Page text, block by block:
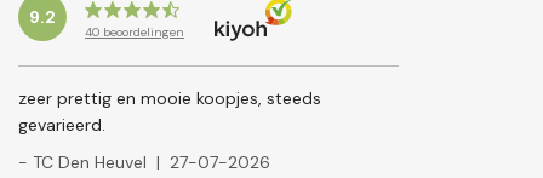
9.2
40 beoordelingen
zeer prettig en mooie koopjes, steeds
gevarieerd.
- TC Den Heuvel | 27-07-2026